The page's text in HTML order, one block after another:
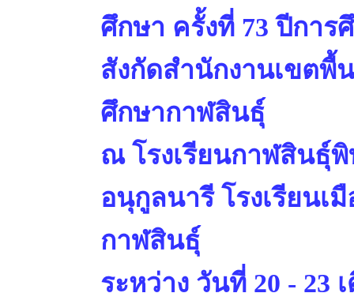
ศึกษา ครั้งที่ 73 ปีการ
สังกัดสำนักงานเขตพื้
ศึกษากาฬสินธุ์
ณ โรงเรียนกาฬสินธุ์พิ
อนุกูลนารี โรงเรียนเ
กาฬสินธุ์
ระหว่าง วันที่ 20 - 23